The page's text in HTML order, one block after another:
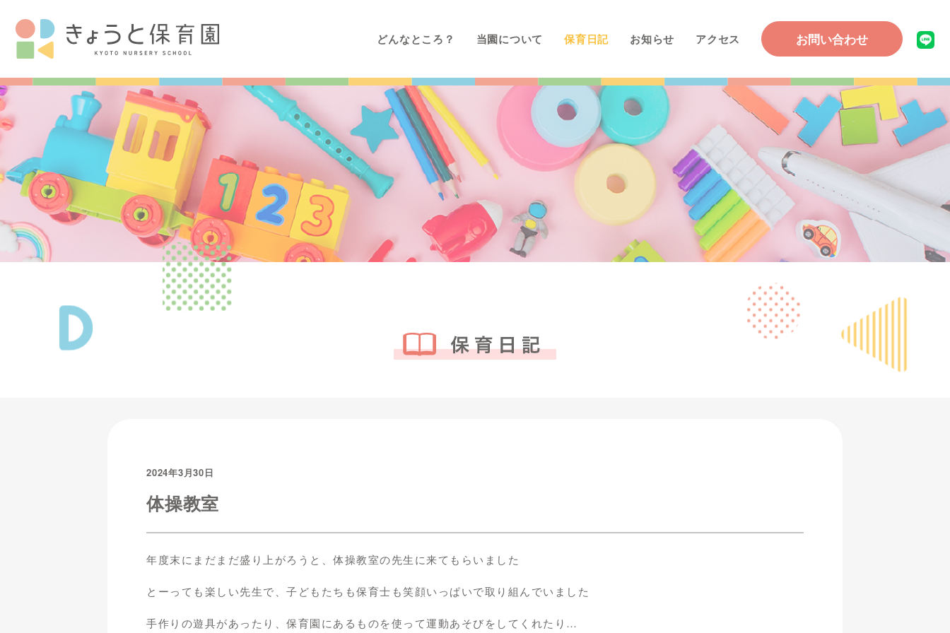
どんなところ？ 当園について 保育日記 お知らせ アクセス お問い合わせ
2024年3月30日
体操教室
年度末にまだまだ盛り上がろうと、体操教室の先生に来てもらいました
とーっても楽しい先生で、子どもたちも保育士も笑顔いっぱいで取り組んでいました
手作りの遊具があったり、保育園にあるものを使って運動あそびをしてくれたり…